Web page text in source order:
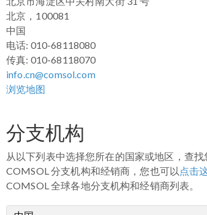
北京，100081
中国
电话: 010-68118080
传真: 010-68118070
info.cn@comsol.com
浏览地图
分支机构
从以下列表中选择您所在的国家或地区，查找
COMSOL 分支机构和经销商，您也可以 点击
COMSOL 全球各地分支机构和经销商列表。